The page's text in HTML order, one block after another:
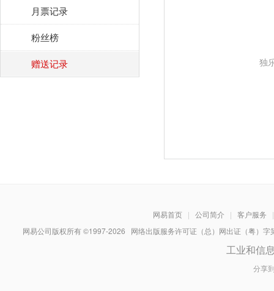
月票记录
粉丝榜
赠送记录 独
网易首页 | 公司简介 | 客户服务
|
网易公司版权所有 ©1997-2026 网络出版服务许可证（总）网出证（粤）
工业和信
分享